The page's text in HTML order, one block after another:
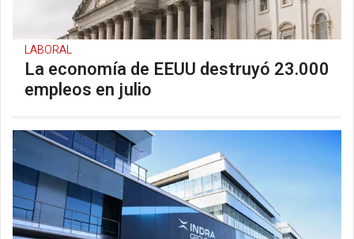
LABORAL
La economía de EEUU destruyó 23.000
empleos en julio